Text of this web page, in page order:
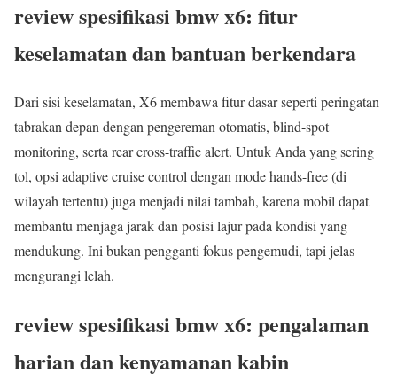
review spesifikasi bmw x6: fitur
keselamatan dan bantuan berkendara
Dari sisi keselamatan, X6 membawa fitur dasar seperti peringatan
tabrakan depan dengan pengereman otomatis, blind-spot
monitoring, serta rear cross-traffic alert. Untuk Anda yang sering
tol, opsi adaptive cruise control dengan mode hands-free (di
wilayah tertentu) juga menjadi nilai tambah, karena mobil dapat
membantu menjaga jarak dan posisi lajur pada kondisi yang
mendukung. Ini bukan pengganti fokus pengemudi, tapi jelas
mengurangi lelah.
review spesifikasi bmw x6: pengalaman
harian dan kenyamanan kabin